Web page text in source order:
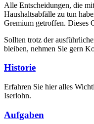
Alle Entscheidungen, die
Haushaltsabfälle zu tun
Gremium getroffen. Dieses
Sollten trotz der
bleiben, nehmen Sie gern
Historie
Erfahren Sie hier alles
Iserlohn.
Aufgaben